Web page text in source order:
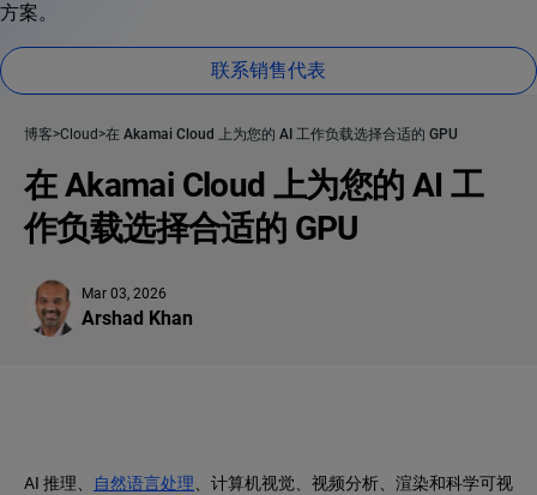
方案。
联系销售代表
博客 Cloud 在 Akamai Cloud 上为您的 AI 工作负载选择合适的 GPU
在 Akamai Cloud 上为您的 AI 工
作负载选择合适的 GPU
Mar 03, 2026
Arshad Khan
AI 推理、 自然语言处理、计算机视觉、视频分析、渲染和科学可视